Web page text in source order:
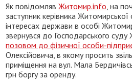
Як повідомлявЖитомир.info , на
заступник керівника
інтересах держави в особі
звернувся до Господарського суду
позовом до фізичної особи-
Олексійовича, в якому просить
приміщення на вул. Мала
грн боргу за оренду.